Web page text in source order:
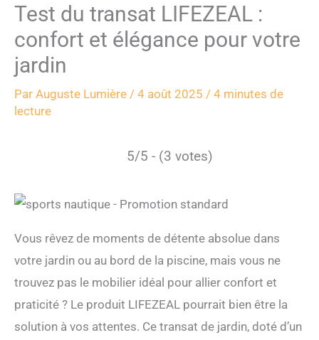
Test du transat LIFEZEAL :
confort et élégance pour votre
jardin
Par Auguste Lumière / 4 août 2025 / 4 minutes de
lecture
5/5 - (3 votes)
Vous rêvez de moments de détente absolue dans
votre jardin ou au bord de la piscine, mais vous ne
trouvez pas le mobilier idéal pour allier confort et
praticité ? Le produit LIFEZEAL pourrait bien être la
solution à vos attentes. Ce transat de jardin, doté d’un